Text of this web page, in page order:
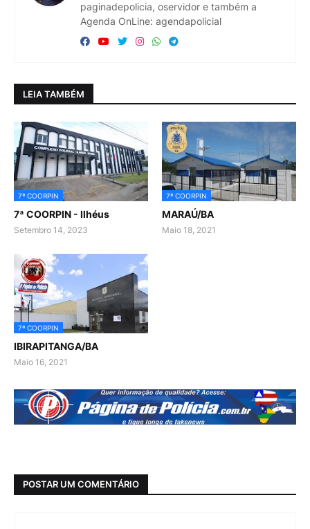
paginadepolicia, oservidor e também a
Agenda OnLine: agendapolicial
LEIA TAMBÉM
7ª COORPIN
7ª COORPIN - Ilhéus
Setembro 14, 2023
7ª COORPIN
MARAÚ/BA
Maio 18, 2021
7ª COORPIN
IBIRAPITANGA/BA
Maio 16, 2021
POSTAR UM COMENTÁRIO